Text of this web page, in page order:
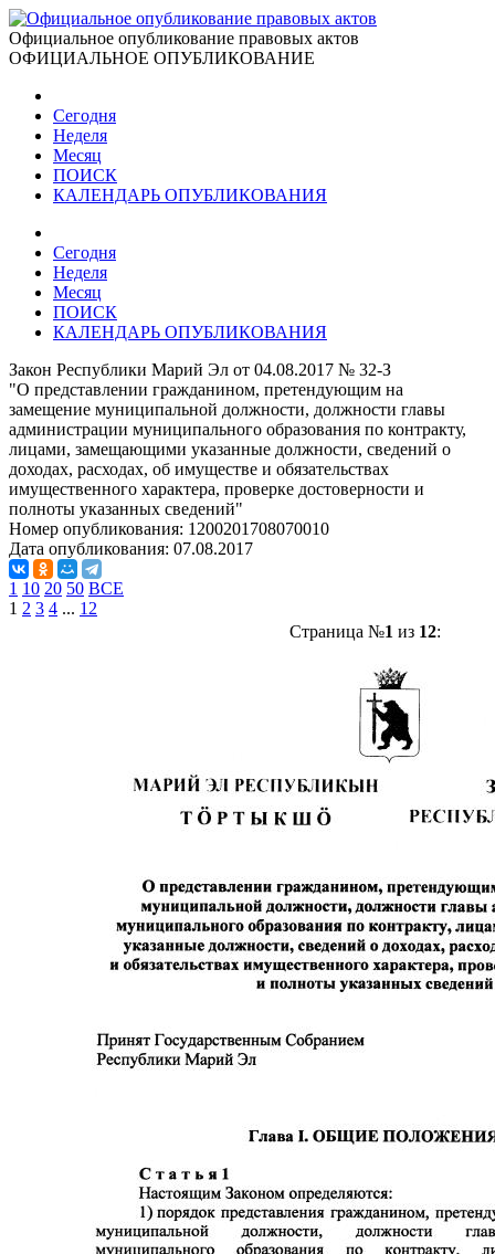
Официальное опубликование правовых актов
ОФИЦИАЛЬНОЕ ОПУБЛИКОВАНИЕ
Сегодня
Неделя
Месяц
ПОИСК
КАЛЕНДАРЬ ОПУБЛИКОВАНИЯ
Сегодня
Неделя
Месяц
ПОИСК
КАЛЕНДАРЬ ОПУБЛИКОВАНИЯ
Закон Республики Марий Эл от 04.08.2017 № 32-З
"О представлении гражданином, претендующим на
замещение муниципальной должности, должности главы
администрации муниципального образования по контракту,
лицами, замещающими указанные должности, сведений о
доходах, расходах, об имуществе и обязательствах
имущественного характера, проверке достоверности и
полноты указанных сведений"
Номер опубликования: 1200201708070010
Дата опубликования: 07.08.2017
1 10 20 50 ВСЕ
1 2 3 4 ... 12
Страница №1 из 12: